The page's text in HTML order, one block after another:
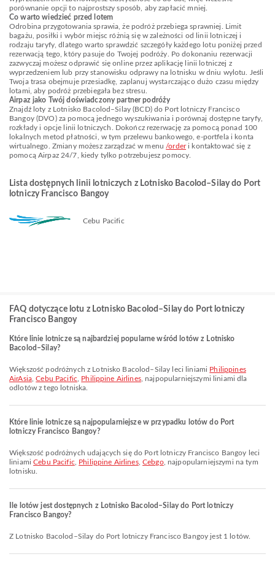
porównanie opcji to najprostszy sposób, aby zapłacić mniej.
Co warto wiedzieć przed lotem
Odrobina przygotowania sprawia, że podróż przebiega sprawniej. Limit
bagażu, posiłki i wybór miejsc różnią się w zależności od linii lotniczej i
rodzaju taryfy, dlatego warto sprawdzić szczegóły każdego lotu poniżej przed
rezerwacją tego, który pasuje do Twojej podróży. Po dokonaniu rezerwacji
zazwyczaj możesz odprawić się online przez aplikację linii lotniczej z
wyprzedzeniem lub przy stanowisku odprawy na lotnisku w dniu wylotu. Jeśli
Twoja trasa obejmuje przesiadkę, zaplanuj wystarczająco dużo czasu między
lotami, aby podróż przebiegała bez stresu.
Airpaz jako Twój doświadczony partner podróży
Znajdź loty z Lotnisko Bacolod–Silay (BCD) do Port lotniczy Francisco
Bangoy (DVO) za pomocą jednego wyszukiwania i porównaj dostępne taryfy,
rozkłady i opcje linii lotniczych. Dokończ rezerwację za pomocą ponad 100
lokalnych metod płatności, w tym przelewu bankowego, e-portfela i konta
wirtualnego. Zmiany możesz zarządzać w menu /orderi kontaktować się z
pomocą Airpaz 24/7, kiedy tylko potrzebujesz pomocy.
Lista dostępnych linii lotniczych z Lotnisko Bacolod–Silay do Port
lotniczy Francisco Bangoy
Cebu Pacific
FAQ dotyczące lotu z Lotnisko Bacolod–Silay do Port lotniczy
Francisco Bangoy
Które linie lotnicze są najbardziej popularne wśród lotów z Lotnisko
Bacolod–Silay?
Większość podróżnych z Lotnisko Bacolod–Silay leci liniami Philippines
AirAsia,Cebu Pacific Philippine Airlines, najpopularniejszymi liniami dla
odlotów z tego lotniska.
Które linie lotnicze są najpopularniejsze w przypadku lotów do Port
lotniczy Francisco Bangoy?
Większość podróżnych udających się do Port lotniczy Francisco Bangoy leci
liniamiCebu Pacific Philippine Airlines,Cebgo, najpopularniejszymi na tym
lotnisku.
Ile lotów jest dostępnych z Lotnisko Bacolod–Silay do Port lotniczy
Francisco Bangoy?
Z Lotnisko Bacolod–Silay do Port lotniczy Francisco Bangoy jest 1 lotów.